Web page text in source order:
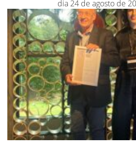
dia 24 de agosto de